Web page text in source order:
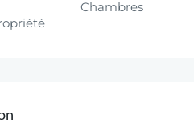
Chambres